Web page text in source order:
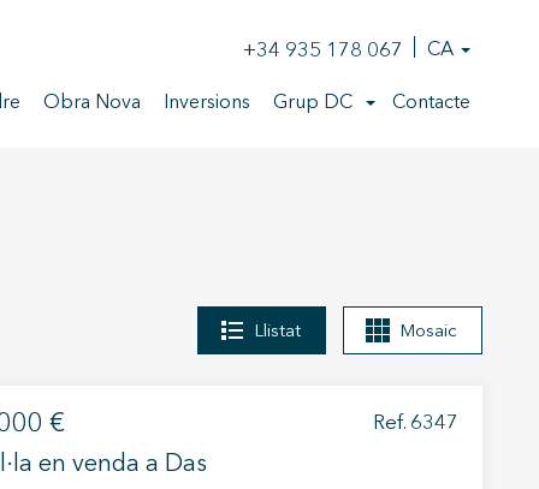
+34 935 178 067 CA
Obra Nova Inversions Grup DC Contacte
Llistat Mosaic
€ Ref. 6347
en venda a Das